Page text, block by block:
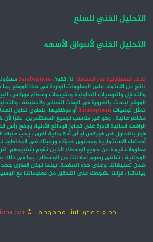
التحليل الفني للسلع
التحليل الفني لأسواق الأسهم
إخلاء المسؤولية عن المخاطر: لن تكون3araboptions
ناتج عن الاعتماد على المعلومات الواردة في هذا الموقع
والتحليل والتوصيات التداولية وتقييمات وسطاء فوركس.
الموقع ليست بالضرورة في الوقت الفعلي ولا دقيقة ،
تمثل توصيات3araboptionsأو موظفيها. ينطوي تداول
مخاطر عالية ، وهو غير مناسب لجميع المستثمرين. نظرًا لأن
الرافعة المالية قادرة على تجاوز الودائع الأولية ووضع
قرار بالتداول في فوركس أو أي أداة مالية أخرى ، يجب عليك
أهدافك الاستثمارية ومستوى خبرتك ورغبتك في
معلومات قيمة عن جميع الوسطاء الذين نقوم بتقييمهم.
المجانية ، نتلقى رسوم إعلانات من الوسطاء ، بما في ذلك
ضمن تصنيفاتنا وعلى هذه الصفحة. بينما نبذل قصارى
بياناتنا ، فإننا نشجعك على التحقق من معلوماتنا مع
جميع حقوق النشر محفوظة لـ ©